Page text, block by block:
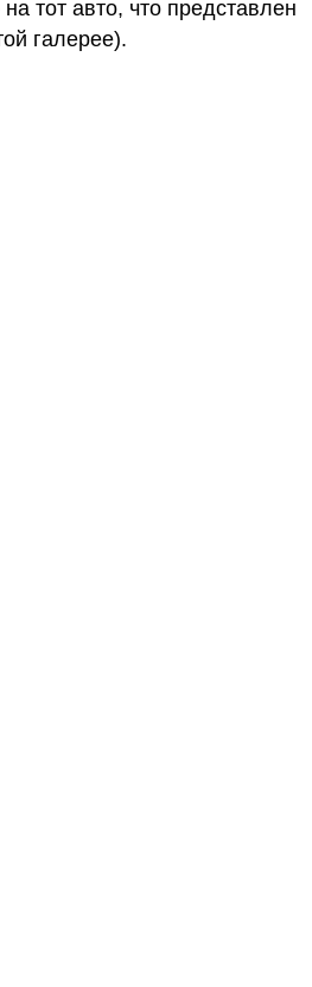
тот авто, что представлен
галерее).